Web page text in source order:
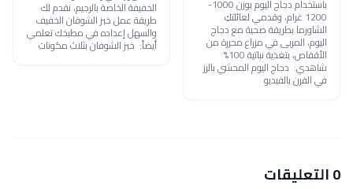
باستخدام دجاج اليوم بوزن 1000-
1200 غرام، وقدمي لعائلتكِ
الشاورما بطريقة صحية مع دجاج
اليوم، المربى في مزراع محررة من
الأقفاص، بتغذية نباتية 100%
شاهدي: دجاج اليوم المحشي بالرز
في الفرن بالفيديو
الخفيفة الخاصة بالرجيم، نقدم لك
طريقة عمل خبز الشوفان الخفيف
والسهل إعداده في مطبخك تعلمي
أيضاً: خبز الشوفان بثلاث مكونات
0 التعليقات